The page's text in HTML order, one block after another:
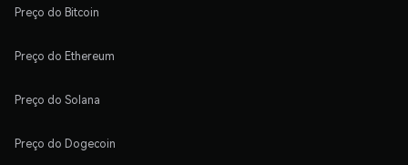
Preço do Bitcoin
Preço do Ethereum
Preço do Solana
Preço do Dogecoin